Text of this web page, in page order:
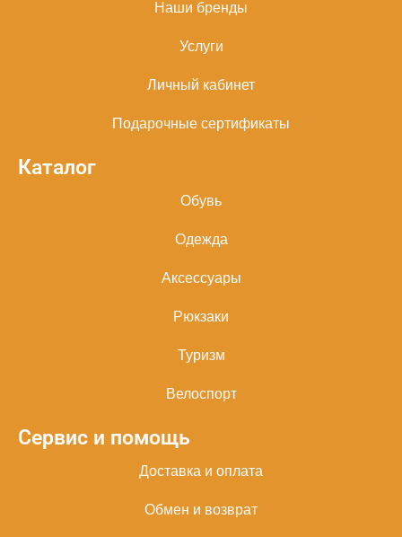
Наши бренды
Услуги
Личный кабинет
Подарочные сертификаты
Каталог
Обувь
Одежда
Аксессуары
Рюкзаки
Туризм
Велоспорт
Сервис и помощь
Доставка и оплата
Обмен и возврат